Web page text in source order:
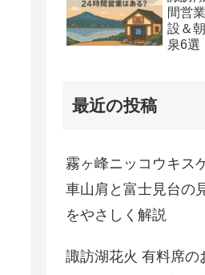
間営
設＆
泉6選
最近の投稿
霧ヶ峰ニッコウキス
車山肩と富士見台の
をやさしく解説
諏訪湖花火 有料席の